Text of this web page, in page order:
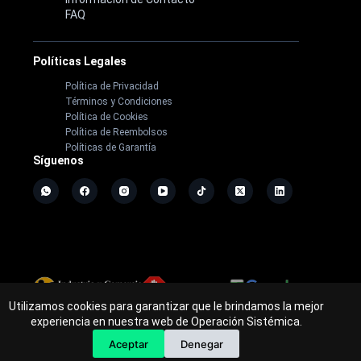
Utilizamos cookies para garantizar que le brindamos la mejor
experiencia en nuestra web de Operación Sistémica.
Aceptar
Denegar
FAQ
Políticas Legales
Política de Privacidad
Términos y Condiciones
Política de Cookies
Política de Reembolsos
Políticas de Garantía
Síguenos
Copyright © 2026 - Operación Sistémica
Tienda de electrodomésticos; repuestos y casa de software.